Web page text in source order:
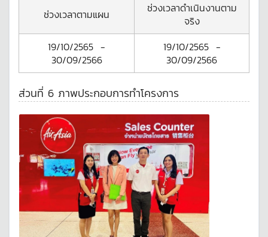
ช่วงเวลาตามแผน
ช่วงเวลาดำเนินงานตาม
จริง
19/10/2565 -
30/09/2566
19/10/2565-
30/09/2566
ส่วนที่ 6 ภาพประกอบการทำโครงการ